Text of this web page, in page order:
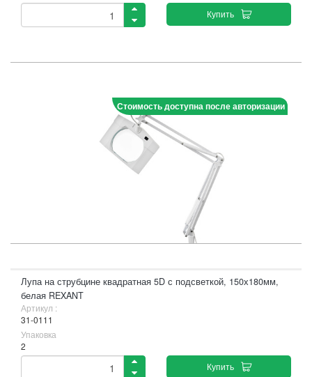
Купить
Стоимость доступна после авторизации
Лупа на струбцине квадратная 5D с подсветкой, 150х180мм,
белая REXANT
Артикул :
31-0111
Упаковка
2
Купить